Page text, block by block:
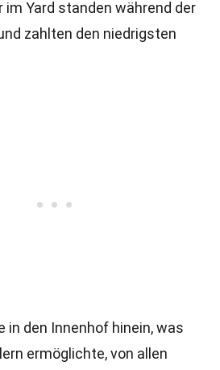
im Yard standen während der
zahlten den niedrigsten
in den Innenhof hinein, was
ermöglichte, von allen